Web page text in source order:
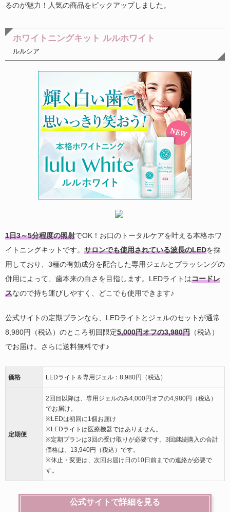
るのが魅力！人気の商品をピックアップしました。
ホワイトニングキット ルルホワイト
ルルシア
1日3～5分程度の照射でOK！お口のトータルケアを叶える本格ホワ
イトニングキットです。 サロンでも使用されている波長のLEDを採
用しており、3種の有効成分を配合した専用ジェルとブラッシングの
併用によって、歯本来の白さを目指します。LEDライトはコードレ
スなので持ち運びしやすく、どこでも使用できます♪
公式サイトの定期プランなら、LEDライトとジェルのセットが通常
8,980円（税込）のところ初回限定5,000円オフの3,980円 （税込）
でお届け。さらに送料無料です♪
価格 LEDライト＆専用ジェル：8,980円（税込）
定期便
2回目以降は、専用ジェルのみ4,000円オフの4,980円（税込）
でお届け。
※LEDは初回に1個お届け
※LEDライトは医療機器ではありません。
※定期プランは3回の受け取りが必要です。3回継続購入の合計
価格は、13,940円（税込）です。
※休止・変更は、次回お届け日の10日前までの連絡が必要で
す。
公式サイトで詳細を見る